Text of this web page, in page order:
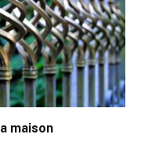
maison